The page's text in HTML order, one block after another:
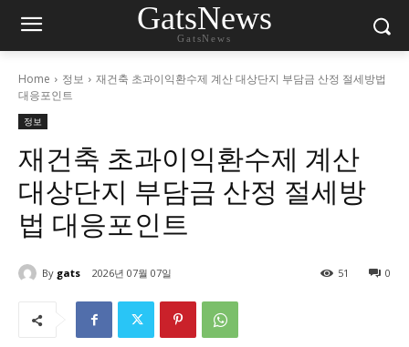
GatsNews
GatsNews
Home 정보
재건축 초과이익환수제 계산 대상단지 부담금 산정 절세방법
대응포인트
정보
재건축 초과이익환수제 계산
대상단지 부담금 산정 절세방
법 대응포인트
By gats 2026년 07월 07일 0
51